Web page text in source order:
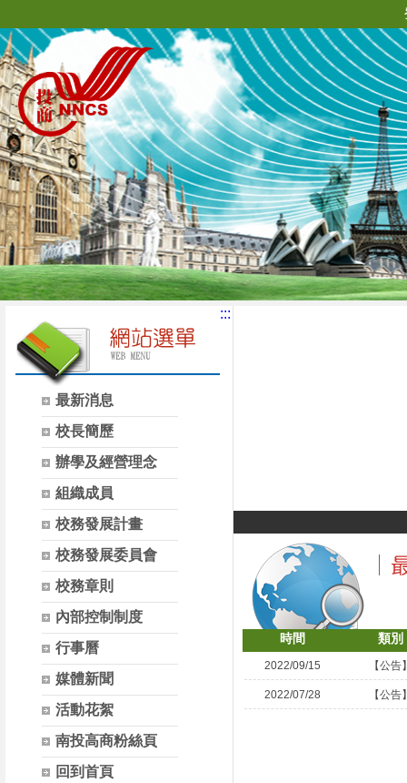
最新消息
校長簡歷
辦學及經營理念
組織成員
校務發展計畫
校務發展委員會
校務章則
內部控制制度
行事曆
媒體新聞
活動花絮
南投高商粉絲頁
回到首頁
:::
時間 類別
2022/09/15 【公告
2022/07/28 【公告